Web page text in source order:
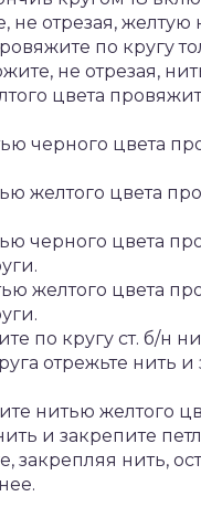
не отрезая,
по кругу
не отрезая,
цвета
черного цвета
желтого цвета
черного цвета
желтого цвета
по кругу ст. б/н
отрежьте нить и
нитью желтого
и закрепите
закрепляя нить,